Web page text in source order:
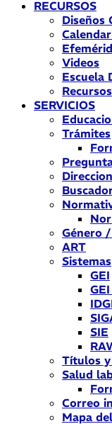
RECURSOS
Diseños
Videos
Escuela
SERVICIOS
Trámites
Género
ART
Sistemas
GEI
SIE
Títulos
Salud
Correo
Mapa